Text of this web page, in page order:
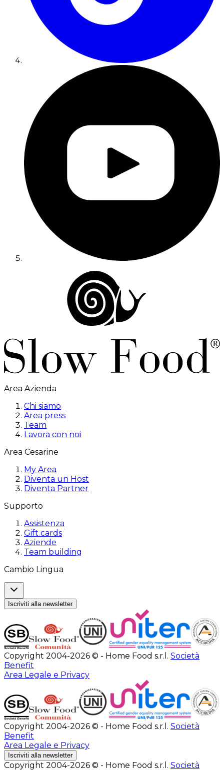
Area Azienda
Chi siamo
Area press
Team
Lavora con noi
Area Cesarine
My Area
Diventa un Host
Diventa Partner
Supporto
Assistenza
Gift cards
Aziende
Team building
Cambio Lingua
Iscriviti alla newsletter
Copyright 2004-2026 © - Home Food s.r.l. Società
Benefit
Area Legale e Privacy
Copyright 2004-2026 © - Home Food s.r.l. Società
Benefit
Area Legale e Privacy
Iscriviti alla newsletter
Copyright 2004-2026 © - Home Food s.r.l. Società